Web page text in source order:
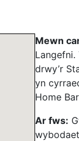
Mewn
drwy’r
yn
Home
Ar fws: